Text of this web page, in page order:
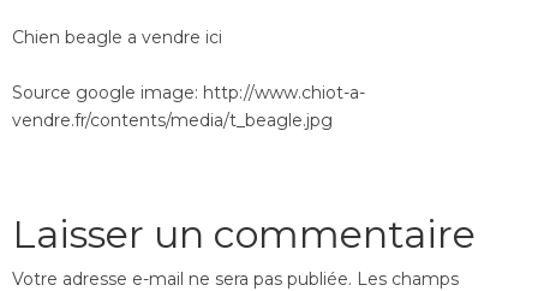
Chien beagle a vendre ici
Source google image: http://www.chiot-a-
vendre.fr/contents/media/t_beagle.jpg
Laisser un commentaire
Votre adresse e-mail ne sera pas publiée. Les champs